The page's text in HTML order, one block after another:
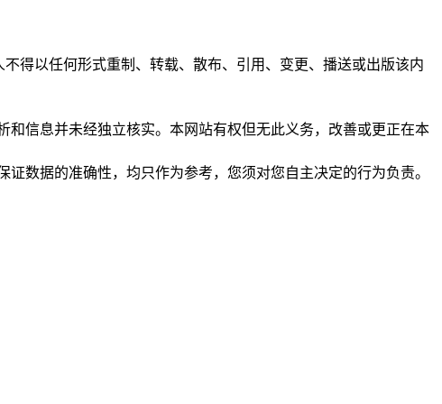
得以任何形式重制、转载、散布、引用、变更、播送或出版该内
和信息并未经独立核实。本网站有权但无此义务，改善或更正在本
数据的准确性，均只作为参考，您须对您自主决定的行为负责。